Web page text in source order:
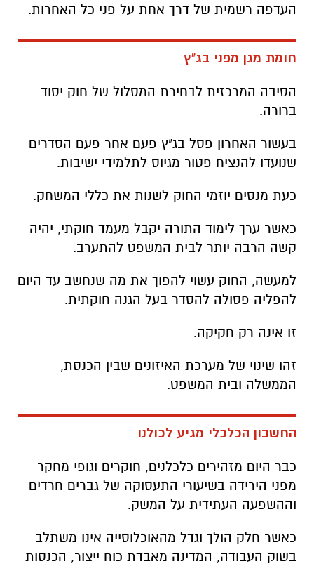
העדפה רשמית של דרך אחת על פני כל האחרות.
חומת מגן מפני בג"ץ
הסיבה המרכזית לבחירת המסלול של חוק יסוד
ברורה.
בעשור האחרון פסל בג"ץ פעם אחר פעם הסדרים
שנועדו להנציח פטור מגיוס לתלמידי ישיבות.
כעת מנסים יוזמי החוק לשנות את כללי המשחק.
כאשר ערך לימוד התורה יקבל מעמד חוקתי, יהיה
קשה הרבה יותר לבית המשפט להתערב.
למעשה, החוק עשוי להפוך את מה שנחשב עד היום
להפליה פסולה להסדר בעל הגנה חוקתית.
זו אינה רק חקיקה.
זהו שינוי של מערכת האיזונים שבין הכנסת,
הממשלה ובית המשפט.
החשבון הכלכלי מגיע לכולנו
כבר היום מזהירים כלכלנים, חוקרים וגופי מחקר
מפני הירידה בשיעורי התעסוקה של גברים חרדים
וההשפעה העתידית על המשק.
כאשר חלק הולך וגדל מהאוכלוסייה אינו משתלב
בשוק העבודה, המדינה מאבדת כוח ייצור, הכנסות